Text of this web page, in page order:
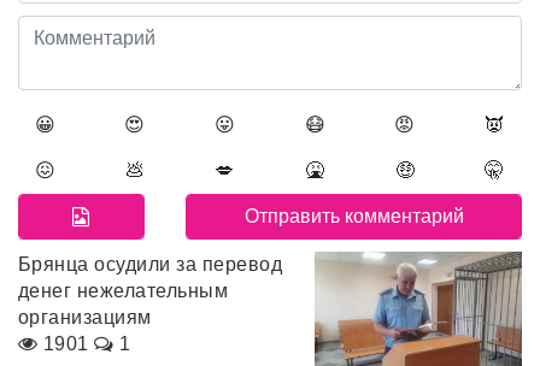
😀 😍 😛 😷 😡 👿
😖 💩 💋 🤮 🤑 🤫
Брянца осудили за перевод
денег нежелательным
организациям
1901
1